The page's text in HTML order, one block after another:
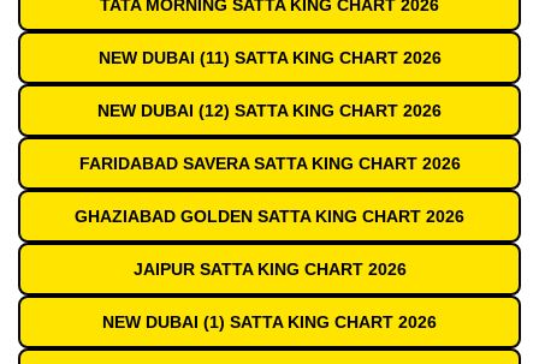
TATA MORNING SATTA KING CHART 2026
NEW DUBAI (11) SATTA KING CHART 2026
NEW DUBAI (12) SATTA KING CHART 2026
FARIDABAD SAVERA SATTA KING CHART 2026
GHAZIABAD GOLDEN SATTA KING CHART 2026
JAIPUR SATTA KING CHART 2026
NEW DUBAI (1) SATTA KING CHART 2026